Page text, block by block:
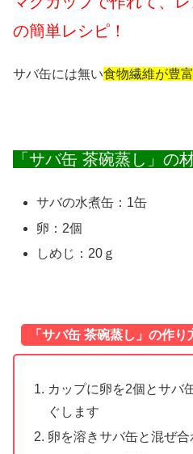
の簡単レシピ！
サバ缶には無い食物繊維が豊
「サバ缶 茶碗蒸し」の
サバの水煮缶：1缶
卵：2個
しめじ：20ｇ
「サバ缶 茶碗蒸し」の作り
カップに卵を2個とサバ
ぐします
卵を溶きサバ缶と混ぜ